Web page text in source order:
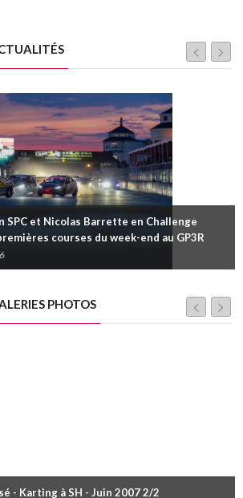
SPC et Nicolas Barrette en Challenge
courses du week-end au GP3R
PHOTOS
- Karting à SH - Juin 2007 2/2